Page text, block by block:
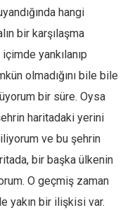
hangi
bir karşılaşma
yankılanıp
olmadığını bile bile
bir süre. Oysa
haritadaki yerini
ve bu şehrin
bir başka ülkenin
O geçmiş zaman
yakın bir ilişkisi var.